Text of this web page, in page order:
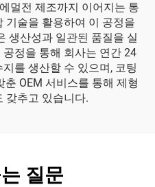
멀전 제조까지 이어지는 통
기술을 활용하여 이 공정을
생산성과 일관된 품질을 실
정을 통해 회사는 연간 24
를 생산할 수 있으며, 코팅
OEM 서비스를 통해 제형
갖추고 있습니다.
질문